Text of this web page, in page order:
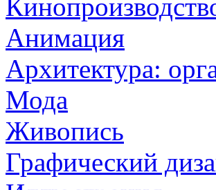
Анимация
Архитектура:
Мода
Живопись
Графический